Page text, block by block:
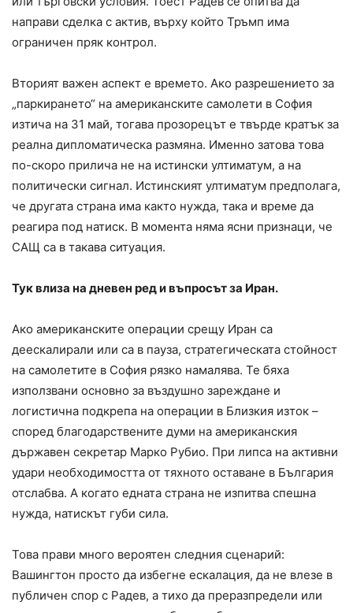
направи сделка с актив, върху който Тръмп има
ограничен пряк контрол.
Вторият важен аспект е времето. Ако разрешението за
„паркирането“ на американските самолети в София
изтича на 31 май, тогава прозорецът е твърде кратък за
реална дипломатическа размяна. Именно затова това
по-скоро прилича не на истински ултиматум, а на
политически сигнал. Истинският ултиматум предполага,
че другата страна има както нужда, така и време да
реагира под натиск. В момента няма ясни признаци, че
САЩ са в такава ситуация.
Тук влиза на дневен ред и въпросът за Иран.
Ако американските операции срещу Иран са
деескалирали или са в пауза, стратегическата стойност
на самолетите в София рязко намалява. Те бяха
използвани основно за въздушно зареждане и
логистична подкрепа на операции в Близкия изток –
според благодарствените думи на американския
държавен секретар Марко Рубио. При липса на активни
удари необходимостта от тяхното оставане в България
отслабва. А когато едната страна не изпитва спешна
нужда, натискът губи сила.
Това прави много вероятен следния сценарий:
Вашингтон просто да избегне ескалация, да не влезе в
публичен спор с Радев, а тихо да преразпредели или